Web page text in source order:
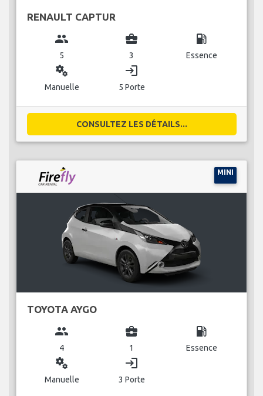
RENAULT CAPTUR
group
5
business_center
3
local_gas_station
Essence
miscellaneous_services
Manuelle
login
5 Porte
CONSULTEZ LES DÉTAILS...
MINI
TOYOTA AYGO
group
4
business_center
1
local_gas_station
Essence
miscellaneous_services
Manuelle
login
3 Porte